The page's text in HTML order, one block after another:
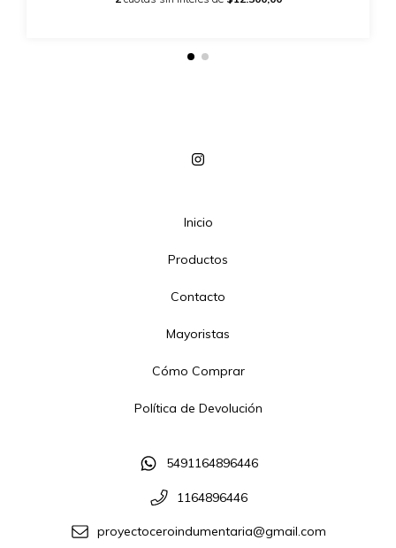
Inicio
Productos
Contacto
Mayoristas
Cómo Comprar
Política de Devolución
5491164896446
1164896446
proyectoceroindumentaria@gmail.com